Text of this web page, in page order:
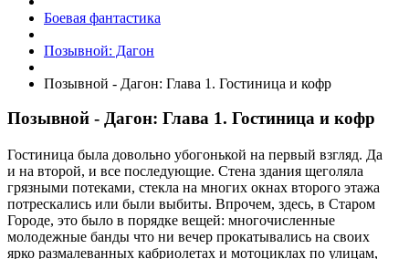
Боевая фантастика
Позывной: Дагон
Позывной - Дагон: Глава 1. Гостиница и кофр
Позывной - Дагон: Глава 1. Гостиница и кофр
Гостиница была довольно убогонькой на первый взгляд. Да
и на второй, и все последующие. Стена здания щеголяла
грязными потеками, стекла на многих окнах второго этажа
потрескались или были выбиты. Впрочем, здесь, в Старом
Городе, это было в порядке вещей: многочисленные
молодежные банды что ни вечер прокатывались на своих
ярко размалеванных кабриолетах и мотоциклах по улицам,